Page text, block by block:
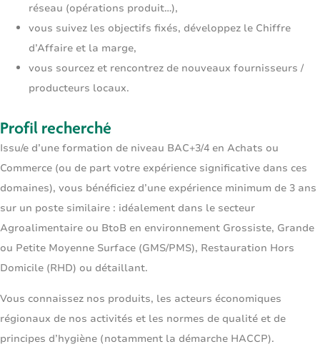
réseau (opérations produit…),
vous suivez les objectifs fixés, développez le Chiffre
d’Affaire et la marge,
vous sourcez et rencontrez de nouveaux fournisseurs /
producteurs locaux.
Profil recherché
Issu/e d’une formation de niveau BAC+3/4 en Achats ou
Commerce (ou de part votre expérience significative dans ces
domaines), vous bénéficiez d’une expérience minimum de 3 ans
sur un poste similaire : idéalement dans le secteur
Agroalimentaire ou BtoB en environnement Grossiste, Grande
ou Petite Moyenne Surface (GMS/PMS), Restauration Hors
Domicile (RHD) ou détaillant.
Vous connaissez nos produits, les acteurs économiques
régionaux de nos activités et les normes de qualité et de
principes d’hygiène (notamment la démarche HACCP).